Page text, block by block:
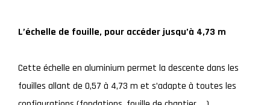
L’échelle de fouille, pour accéder jusqu’à 4,73 m
Cette échelle en aluminium permet la descente dans les
fouilles allant de 0,57 à 4,73 m et s’adapte à toutes les